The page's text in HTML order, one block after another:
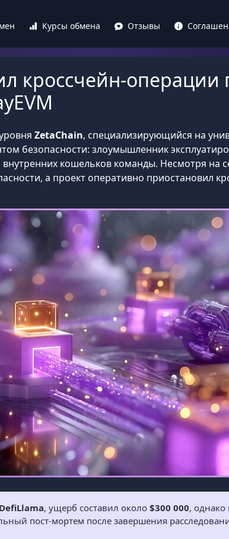
Курсы обмена Отзывы
кроссчейн-операции
ZetaChain, специализирующийся на
безопасности: злоумышленник
кошельков команды. Несмотря на
а проект оперативно приостановил
DefiLlama, ущерб составил около $300 000, однако
пост-мортем после завершения